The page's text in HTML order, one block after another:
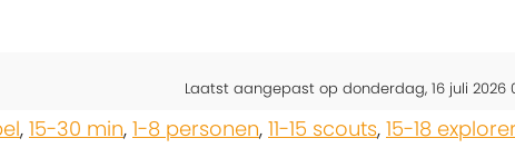
Laatst aangepast op donderdag, 16 juli 2026
, 15-30 min, 1-8 personen, 11-15 scouts, 15-18